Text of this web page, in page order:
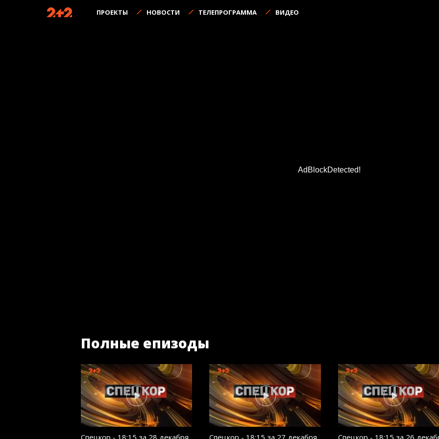
ПРОЕКТЫ НОВОСТИ ТЕЛЕПРОГРАММА ВИДЕО
AdBlockDetected!
Полные епизоды